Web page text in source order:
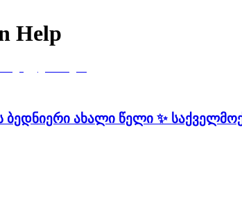
Help
ბედნიერი ახალი წელი ✨